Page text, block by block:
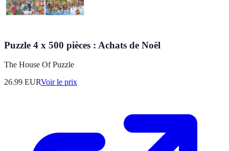
Puzzle 4 x 500 pièces : Achats de Noël
The House Of Puzzle
26.99 EURVoir le prix